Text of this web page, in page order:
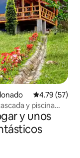
Calificación
4.79 (57)
y piscina
y unos